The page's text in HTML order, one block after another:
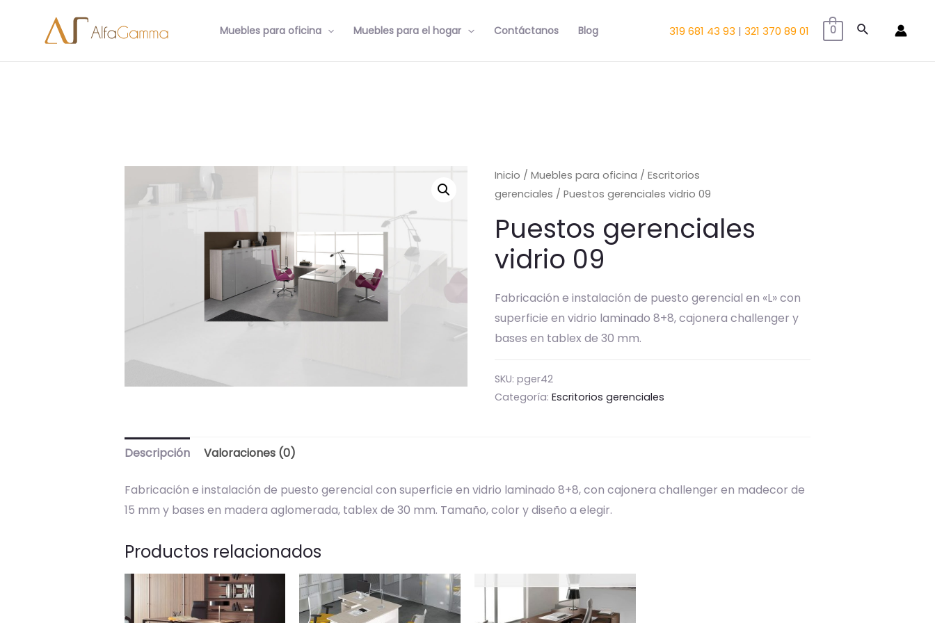
Muebles para oficina Muebles para el hogar Contáctanos Blog 319 681 43 93 | 321 370 89 01 0 Buscar
Inicio /Muebles para oficina /Escritorios
gerenciales / Puestos gerenciales vidrio 09
Puestos gerenciales
vidrio 09
Fabricación e instalación de puesto gerencial en «L» con
superficie en vidrio laminado 8+8, cajonera challenger y
bases en tablex de 30 mm.
SKU:pger42
Categoría:Escritorios gerenciales
Descripción Valoraciones (0)
Fabricación e instalación de puesto gerencial con superficie en vidrio laminado 8+8, con cajonera challenger en madecor de
15 mm y bases en madera aglomerada, tablex de 30 mm. Tamaño, color y diseño a elegir.
Productos relacionados